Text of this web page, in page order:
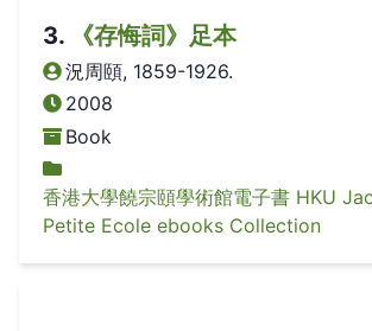
3. 《存悔詞》足本
況周頤, 1859-1926.
2008
Book
香港大學饒宗頤學術館電子書 HKU
Petite Ecole ebooks Collection